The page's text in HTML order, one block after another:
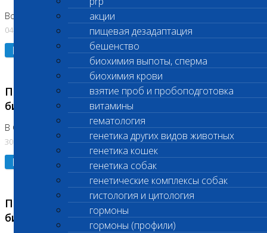
акции
пищевая дезадаптация
бешенство
биохимия выпоты, сперма
биохимия крови
взятие проб и пробоподготовка
витамины
гематология
генетика других видов животных
генетика кошек
генетика собак
генетические комплексы собак
гистология и цитология
гормоны
гормоны (профили)
Во Владыкино
04.08.2026
Подробнее
Приостановлено выполнение срочных
биохимических исследований
В Сколково. Код (123,309,310)
30.07.2026
Подробнее
Приостановлено выполнение срочных
биохимических исследований